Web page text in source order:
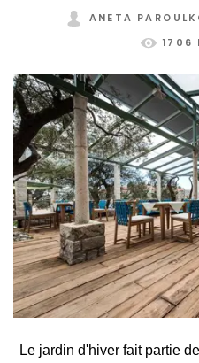
ANETA
1706
Le jardin d'hiver fait partie